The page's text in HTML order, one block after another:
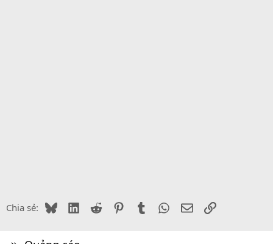
Chia sẻ: BlueskyLinkedIn
Reddit PinterestTumblr WhatsApp
EmailLink